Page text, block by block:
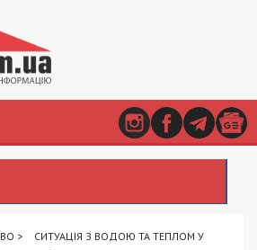
>
СИТУАЦІЯ З ВОДОЮ ТА ТЕПЛОМ У